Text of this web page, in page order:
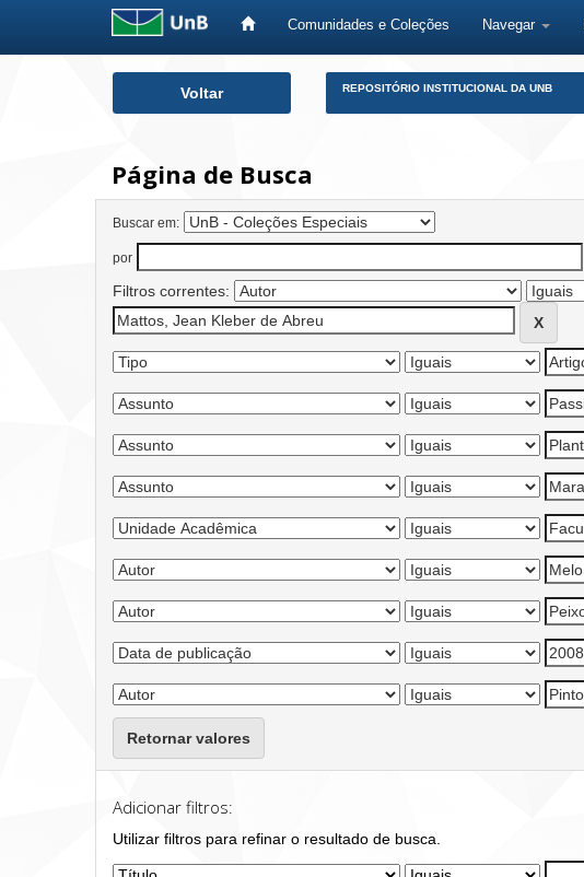
Comunidades e Coleções Navegar
Voltar REPOSITÓRIO INSTITUCIONAL DA UNB
Página de Busca
Buscar em:
por
Filtros correntes:
Retornar valores
Adicionar filtros:
Utilizar filtros para refinar o resultado de busca.